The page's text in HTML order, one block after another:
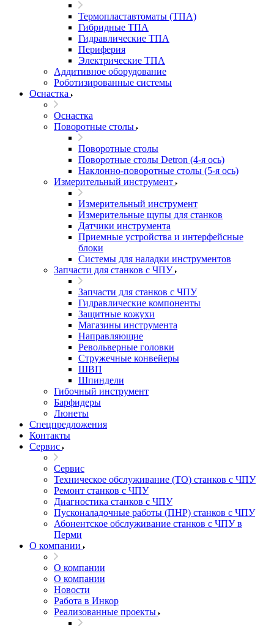
Термопластавтоматы (ТПА)
Гибридные ТПА
Гидравлические ТПА
Периферия
Электрические ТПА
Аддитивное оборудование
Роботизированные системы
Оснастка
Оснастка
Поворотные столы
Поворотные столы
Поворотные столы Detron (4-я ось)
Наклонно-поворотные столы (5-я ось)
Измерительный инструмент
Измерительный инструмент
Измерительные щупы для станков
Датчики инструмента
Приемные устройства и интерфейсные
блоки
Системы для наладки инструментов
Запчасти для станков с ЧПУ
Запчасти для станков с ЧПУ
Гидравлические компоненты
Защитные кожухи
Магазины инструмента
Направляющие
Револьверные головки
Стружечные конвейеры
ШВП
Шпиндели
Гибочный инструмент
Барфидеры
Люнеты
Спецпредложения
Контакты
Сервис
Сервис
Техническое обслуживание (ТО) станков с ЧПУ
Ремонт станков с ЧПУ
Диагностика станков с ЧПУ
Пусконаладочные работы (ПНР) станков с ЧПУ
Абонентское обслуживание станков с ЧПУ в
Перми
О компании
О компании
О компании
Новости
Работа в Инкор
Реализованные проекты